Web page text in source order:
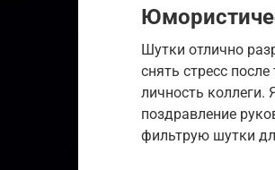
Шутки отлично
снять стресс
личность
поздравление
фильтрую шутки